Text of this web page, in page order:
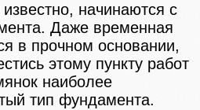
начинаются с
Даже временная
в прочном основании,
этому пункту работ
наиболее
тип фундамента.